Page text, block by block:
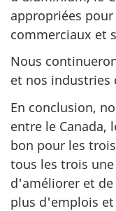
appropriées
commerciaux et
Nous
et nos industries
En conclusion,
entre le Canada,
bon pour les
tous les trois
d'améliorer et de
plus d'emplois